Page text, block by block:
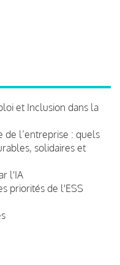
et Inclusion dans la
de l’entreprise : quels
solidaires et
l'IA
priorités de l'ESS